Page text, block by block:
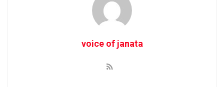
voice of janata